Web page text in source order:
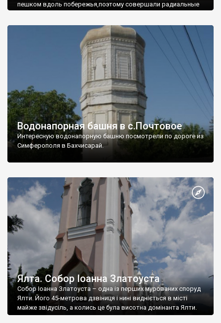
пешком вдоль побережья,поэтому совершали радиальные
Водонапорная башня в с.Почтовое
Интересную водонапорную башню посмотрели по дороге из
Симферополя в Бахчисарай.
Ялта. Собор Іоанна Златоуста
Собор Іоанна Златоуста – одна із перших мурованих споруд
Ялти. Його 45-метрова дзвіниця і нині видніється в місті
майже звідусіль, а колись це була висотна домінанта Ялти.